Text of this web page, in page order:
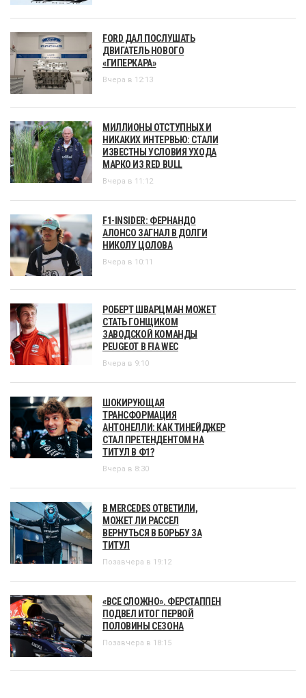
FORD ДАЛ ПОСЛУШАТЬ
ДВИГАТЕЛЬ НОВОГО
«ГИПЕРКАРА»
Вчера в 12:13
МИЛЛИОНЫ ОТСТУПНЫХ И
НИКАКИХ ИНТЕРВЬЮ: СТАЛИ
ИЗВЕСТНЫ УСЛОВИЯ УХОДА
МАРКО ИЗ RED BULL
Вчера в 11:12
F1-INSIDER: ФЕРНАНДО
АЛОНСО ЗАГНАЛ В ДОЛГИ
НИКОЛУ ЦОЛОВА
Вчера в 10:11
РОБЕРТ ШВАРЦМАН МОЖЕТ
СТАТЬ ГОНЩИКОМ
ЗАВОДСКОЙ КОМАНДЫ
PEUGEOT В FIA WEC
Вчера в 9:10
ШОКИРУЮЩАЯ
ТРАНСФОРМАЦИЯ
АНТОНЕЛЛИ: КАК ТИНЕЙДЖЕР
СТАЛ ПРЕТЕНДЕНТОМ НА
ТИТУЛ В Ф1?
Вчера в 8:30
В MERCEDES ОТВЕТИЛИ,
МОЖЕТ ЛИ РАССЕЛ
ВЕРНУТЬСЯ В БОРЬБУ ЗА
ТИТУЛ
Позавчера в 19:12
«ВСЕ СЛОЖНО». ФЕРСТАППЕН
ПОДВЕЛ ИТОГ ПЕРВОЙ
ПОЛОВИНЫ СЕЗОНА
Позавчера в 18:15